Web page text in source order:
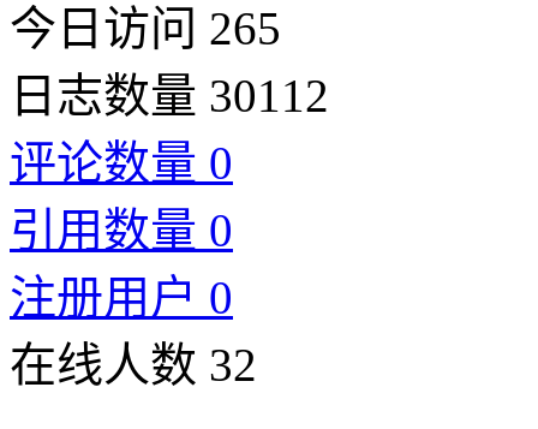
今日访问 265
日志数量 30112
评论数量 0
引用数量 0
注册用户 0
在线人数 32